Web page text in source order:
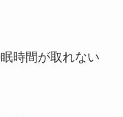
時間が取れない